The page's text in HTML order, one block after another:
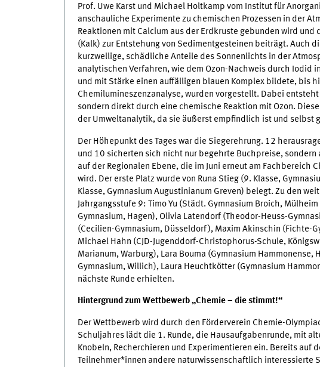
Prof. Uwe Karst und Michael Holtkamp vom Institut für
anschauliche Experimente zu chemischen Prozessen in der
Reaktionen mit Calcium aus der Erdkruste gebunden wird
(Kalk) zur Entstehung von Sedimentgesteinen beiträgt. Auch
kurzwellige, schädliche Anteile des Sonnenlichts in der
analytischen Verfahren, wie dem Ozon-Nachweis durch Iodid
und mit Stärke einen auffälligen blauen Komplex bildete, bis
Chemilumineszenzanalyse, wurden vorgestellt. Dabei
sondern direkt durch eine chemische Reaktion mit Ozon.
der Umweltanalytik, da sie äußerst empfindlich ist und selbst
Der Höhepunkt des Tages war die Siegerehrung. 12
und 10 sicherten sich nicht nur begehrte Buchpreise,
auf der Regionalen Ebene, die im Juni erneut am Fachbereich
wird. Der erste Platz wurde von Runa Stieg (9. Klasse,
Klasse, Gymnasium Augustinianum Greven) belegt. Zu den
Jahrgangsstufe 9: Timo Yu (Städt. Gymnasium Broich,
Gymnasium, Hagen), Olivia Latendorf (Theodor-Heuss-
(Cecilien-Gymnasium, Düsseldorf), Maxim Akinschin (Fichte-
Michael Hahn (CJD-Jugenddorf-Christophorus-Schule,
Marianum, Warburg), Lara Bouma (Gymnasium Hammonense,
Gymnasium, Willich), Laura Heuchtkötter (Gymnasium
nächste Runde erhielten.
Hintergrund zum Wettbewerb „Chemie – die stimmt!“
Der Wettbewerb wird durch den Förderverein Chemie-
Schuljahres lädt die 1. Runde, die Hausaufgabenrunde, mit
Knobeln, Recherchieren und Experimentieren ein. Bereits auf
Teilnehmer*innen andere naturwissenschaftlich interessierte